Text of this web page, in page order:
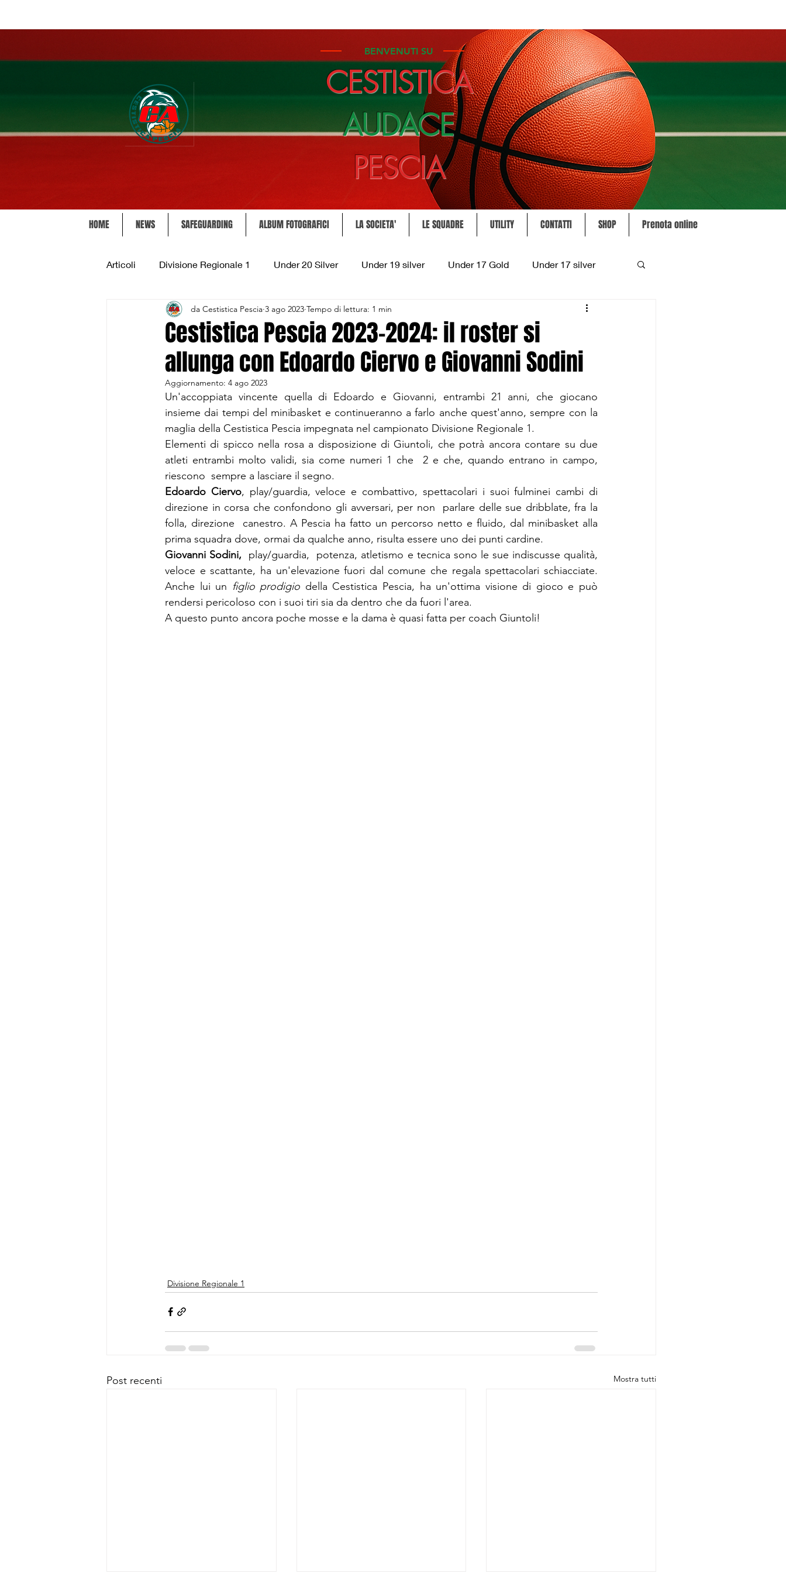
BENVENUTI SU
CESTISTICA
AUDACE
PESCIA
HOME NEWS SAFEGUARDING ALBUM FOTOGRAFICI LA SOCIETA' LE SQUADRE UTILITY CONTATTI SHOP Prenota online
Articoli Divisione Regionale 1 Under 20 Silver Under 19 silver Under 17 Gold Under 17 silver
Under 15 Silver Under 14 Silver Under 13 Silver
CSI Juniores CSI Under 13 Divisione Regionale 3 CSI Allievi
Cestistica Pescia 2023-2024: il roster si
allunga con Edoardo Ciervo e Giovanni Sodini
da Cestistica Pescia 3 ago 2023 Tempo di lettura: 1 min
Aggiornamento: 4 ago 2023
Un'accoppiata vincente quella di Edoardo e Giovanni, entrambi 21 anni, che giocano
insieme dai tempi del minibasket e continueranno a farlo anche quest'anno, sempre con la
maglia della Cestistica Pescia impegnata nel campionato Divisione Regionale 1.
Elementi di spicco nella rosa a disposizione di Giuntoli, che potrà ancora contare su due
atleti entrambi molto validi, sia come numeri 1 che  2 e che, quando entrano in campo,
riescono  sempre a lasciare il segno.
Edoardo Ciervo, play/guardia, veloce e combattivo, spettacolari i suoi fulminei cambi di
direzione in corsa che confondono gli avversari, per non  parlare delle sue dribblate, fra la
folla, direzione  canestro. A Pescia ha fatto un percorso netto e fluido, dal minibasket alla
prima squadra dove, ormai da qualche anno, risulta essere uno dei punti cardine.
Giovanni Sodini, play/guardia,  potenza, atletismo e tecnica sono le sue indiscusse qualità,
veloce e scattante, ha un'elevazione fuori dal comune che regala spettacolari schiacciate.
Anche lui un figlio prodigio della Cestistica Pescia, ha un'ottima visione di gioco e può
rendersi pericoloso con i suoi tiri sia da dentro che da fuori l'area.
A questo punto ancora poche mosse e la dama è quasi fatta per coach Giuntoli!
Divisione Regionale 1
Post recenti Mostra tutti